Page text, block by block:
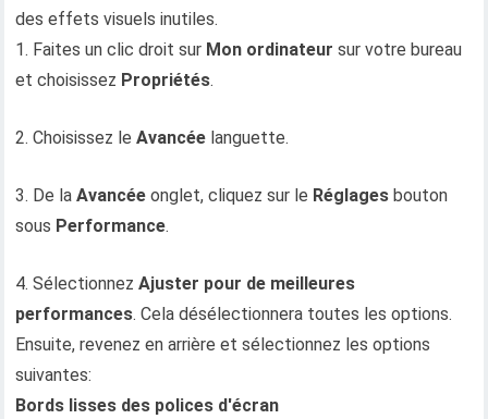
des effets visuels inutiles.
1. Faites un clic droit sur Mon ordinateur sur votre bureau
et choisissez Propriétés.
2. Choisissez leAvancée languette.
3. De laAvancée onglet, cliquez sur le Réglages bouton
sous Performance.
4. SélectionnezAjuster pour de meilleures
performances. Cela désélectionnera toutes les options.
Ensuite, revenez en arrière et sélectionnez les options
suivantes:
Bords lisses des polices d'écran